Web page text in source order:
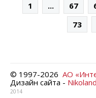
1 ... 67
73
© 1997-2026 АО
Дизайн сайта - Nikoland
2014